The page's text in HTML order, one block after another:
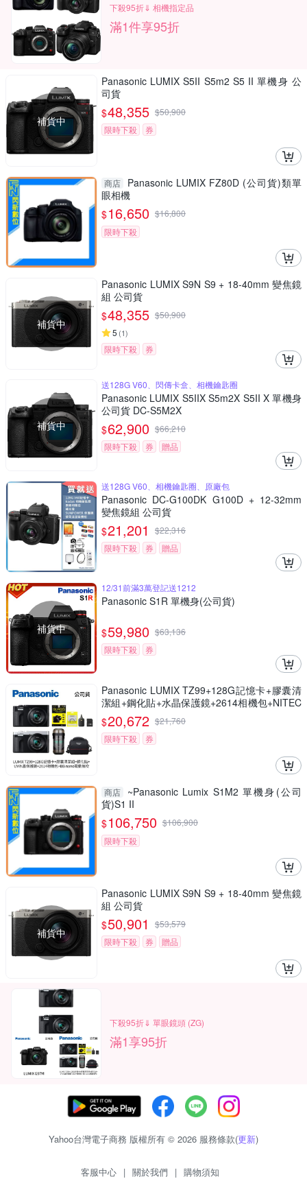
下殺95折⇓ 相機指定品
滿1件享95折
補貨中
Panasonic LUMIX S5II S5m2 S5 II 單機身 公
司貨
$48,355 $50,900
限時下殺
券
商店
Panasonic LUMIX FZ80D (公司貨)類單
眼相機
$16,650 $16,800
限時下殺
補貨中
Panasonic LUMIX S9N S9 + 18-40mm 變焦鏡
組 公司貨
$48,355 $50,900
5 (1)
限時下殺 券
補貨中
送128G V60、閃傳卡盒、相機鑰匙圈
Panasonic LUMIX S5IIX S5m2X S5II X 單機身
公司貨 DC-S5M2X
$62,900 $66,210
限時下殺
券 贈品
送128G V60、相機鑰匙圈、原廠包
Panasonic DC-G100DK G100D + 12-32mm
變焦鏡組 公司貨
$21,201 $22,316
限時下殺
券 贈品
補貨中
12/31前滿3萬登記送1212
Panasonic S1R 單機身(公司貨)
$59,980 $63,136
限時下殺
券
Panasonic LUMIX TZ99+128G記憶卡+膠囊清
潔組+鋼化貼+水晶保護鏡+2614相機包+NITEC
ORE BB nano 迷你電動氣吹(公司貨)
$20,672 $21,760
限時下殺
券
商店
~Panasonic Lumix S1M2 單機身(公司
貨)S1 II
$106,750 $106,900
限時下殺
補貨中
Panasonic LUMIX S9N S9 + 18-40mm 變焦鏡
組 公司貨
$50,901 $53,579
限時下殺
券 贈品
下殺95折⇓ 單眼鏡頭 (ZG)
滿1享95折
Yahoo台灣電子商務 版權所有 © 2026 服務條款(更新)
客服中心 | 關於我們 | 購物須知